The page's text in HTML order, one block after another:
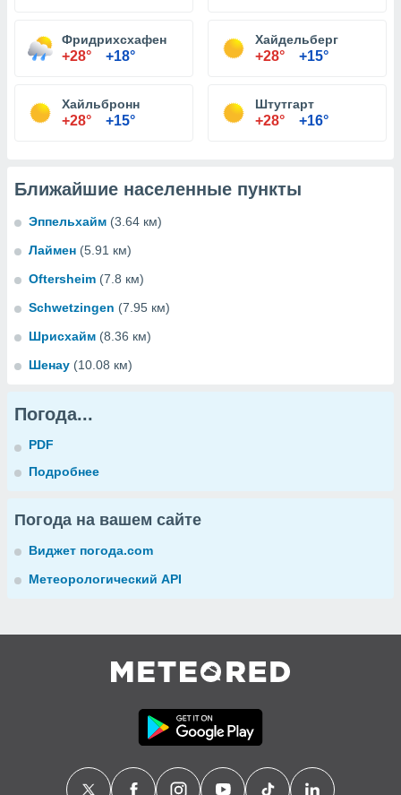
Фридрихсхафен
+28° +18°
Хайдельберг
+28° +15°
Хайльбронн
+28° +15°
Штутгарт
+28° +16°
Ближайшие населенные пункты
Эппельхайм (3.64 км)
Лаймен (5.91 км)
Oftersheim (7.8 км)
Schwetzingen (7.95 км)
Шрисхайм (8.36 км)
Шенау (10.08 км)
Погода...
PDF
Подробнее
Погода на вашем сайте
Виджет погода.com
Метеорологический API